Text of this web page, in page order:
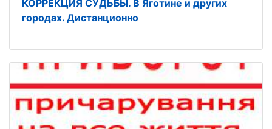
КОРРЕКЦИЯ СУДЬБЫ. В Яготине и других
городах. Дистанционно